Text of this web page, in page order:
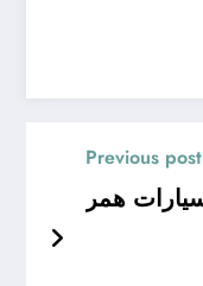
Previous post